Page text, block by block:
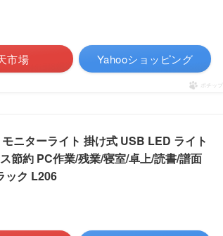
市場 Yahooショッピング
ポチップ
ニターライト 掛け式 USB LED ライト
節約 PC作業/残業/寝室/卓上/読書/譜面
ック L206